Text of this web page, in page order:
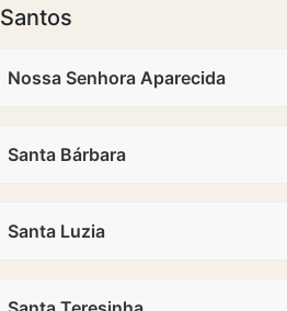
Santos
Nossa Senhora Aparecida
Santa Bárbara
Santa Luzia